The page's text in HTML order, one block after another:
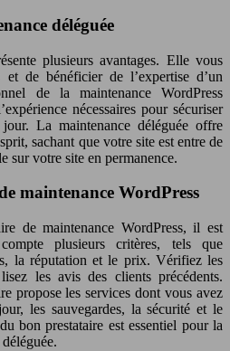
déléguée
plusieurs avantages. Elle vous
de bénéficier de l’expertise d’un
de la maintenance WordPress
nécessaires pour sécuriser
La maintenance déléguée offre
sachant que votre site est entre de
sur votre site en permanence.
maintenance WordPress
de maintenance WordPress, il est
plusieurs critères, tels que
la réputation et le prix. Vérifiez les
les avis des clients précédents.
propose les services dont vous avez
les sauvegardes, la sécurité et le
bon prestataire est essentiel pour la